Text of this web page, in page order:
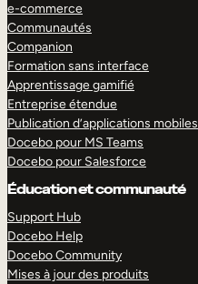
e-commerce
Communautés
Companion
Formation sans interface
Apprentissage gamifié
Entreprise étendue
Publication d’applications mobiles
Docebo pour MS Teams
Docebo pour Salesforce
Éducation et communauté
Support Hub
Docebo Help
Docebo Community
Mises à jour des produits